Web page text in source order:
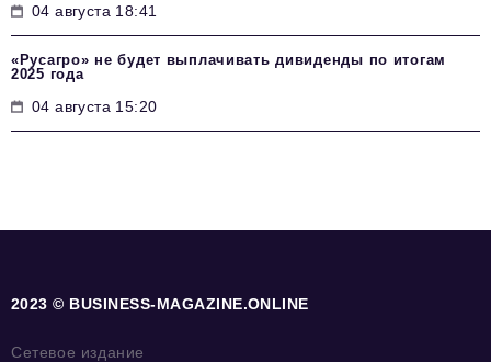
04 августа 18:41
«Русагро» не будет выплачивать дивиденды по итогам
2025 года
04 августа 15:20
2023 © BUSINESS-MAGAZINE.ONLINE
Сетевое издание